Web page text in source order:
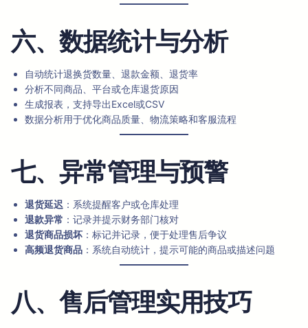
六、数据统计与分析
自动统计退换货数量、退款金额、退货率
分析不同商品、平台或仓库退货原因
生成报表，支持导出Excel或CSV
数据分析用于优化商品质量、物流策略和客服流程
七、异常管理与预警
退货延迟 ：系统提醒客户或仓库处理
退款异常 ：记录并提示财务部门核对
退货商品损坏 ：标记并记录，便于处理售后争议
高频退货商品 ：系统自动统计，提示可能的商品或描述问题
八、售后管理实用技巧